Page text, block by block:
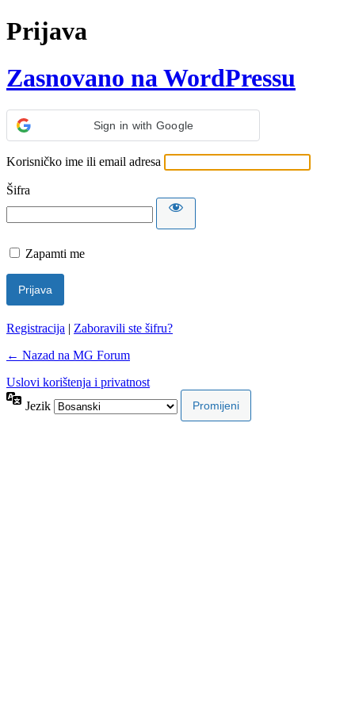
Prijava
Zasnovano na WordPressu
Sign in with Google
Korisničko ime ili email adresa
Šifra
Zapamti me
Registracija | Zaboravili ste šifru?
← Nazad na MG Forum
Uslovi korištenja i privatnost
Jezik